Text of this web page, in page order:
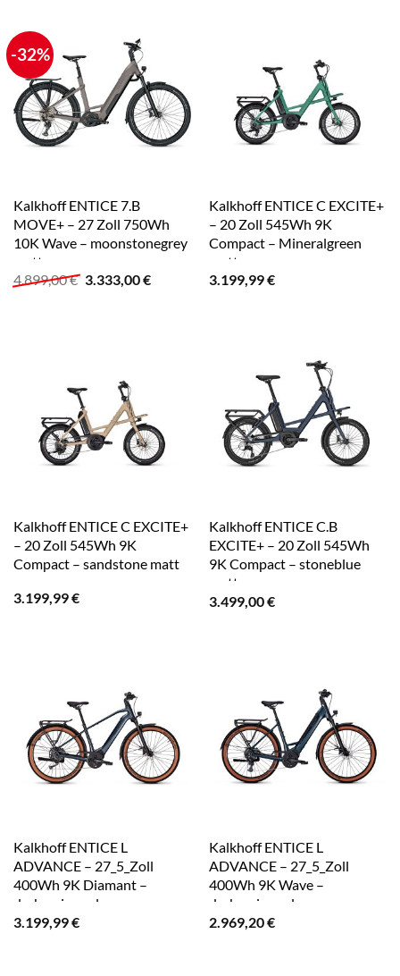
-32%
Kalkhoff ENTICE 7.B
MOVE+ – 27 Zoll 750Wh
10K Wave – moonstonegrey
matt
4.899,00€ Ursprünglicher
3.333,00€Aktueller
Kalkhoff ENTICE C EXCITE+
– 20 Zoll 545Wh 9K
Compact – Mineralgreen
matt
3.199,99€
Kalkhoff ENTICE C EXCITE+
– 20 Zoll 545Wh 9K
Compact – sandstone matt
3.199,99€
Kalkhoff ENTICE C.B
EXCITE+ – 20 Zoll 545Wh
9K Compact – stoneblue
matt
3.499,00€
Kalkhoff ENTICE L
ADVANCE – 27_5_Zoll
400Wh 9K Diamant –
darksprings glossy
3.199,99€
Kalkhoff ENTICE L
ADVANCE – 27_5_Zoll
400Wh 9K Wave –
darksprings glossy
2.969,20€